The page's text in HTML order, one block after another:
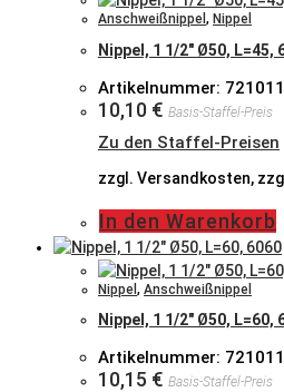
Anschweißnippel , Nippel
Nippel, 1 1/2″ Ø50, L=45,
Artikelnummer:
10,10 € Basis-Staffel-Preis
Zu den Staffel-Preisen
zzgl. Versandkosten,
In den Warenkorb
Nippel , Anschweißnippel
Nippel, 1 1/2″ Ø50, L=60,
Artikelnummer:
10,15 € Basis-Staffel-Preis